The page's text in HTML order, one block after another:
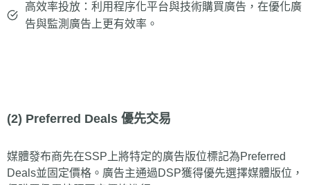
高效率投放：利用程序化平台與技術購買廣告，在優化廣
告與監測廣告上更有效率。
(2) Preferred Deals 優先交易
媒體發布商先在SSP上將特定的廣告版位標記為Preferred
Deals並固定價格。廣告主通過DSP獲得優先選擇媒體版位，